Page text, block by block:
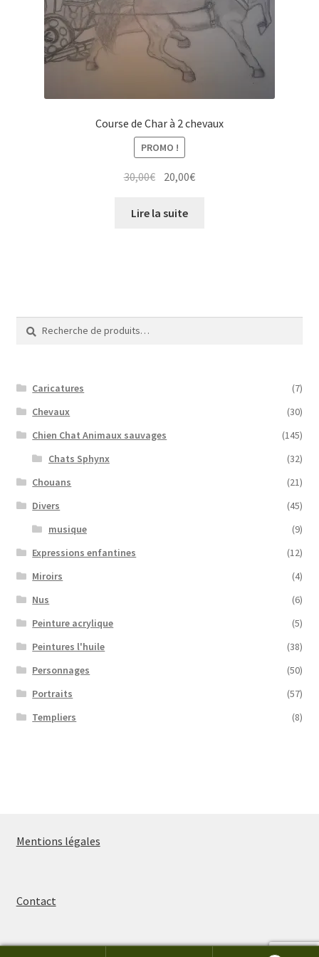
Tarifs
WPMS HTML Sitemap
Course de Char à 2 chevaux
PROMO !
30,00€ Le
initial
20,00€Le
Lire la suite
Recherche
pour :
Recherche
Caricatures
(7)
Chevaux
(30)
Chien Chat Animaux sauvages
(145)
Chats Sphynx
(32)
Chouans
(21)
Divers
(45)
musique
(9)
Expressions enfantines
(12)
Miroirs
(4)
Nus
(6)
Peinture acrylique
(5)
Peintures l'huile
(38)
Personnages
(50)
Portraits
(57)
Templiers
(8)
Mentions légales
Contact